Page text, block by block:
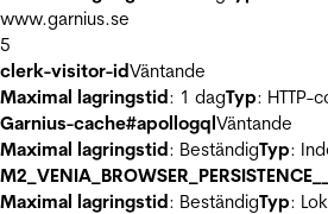
www.garnius.se
5
clerk-visitor-idVäntande
Maximal lagringstid: 1 dagTyp: HTTP-
Garnius-cache#apollogqlVäntande
Maximal lagringstid: BeständigTyp:
Maximal lagringstid: BeständigTyp: